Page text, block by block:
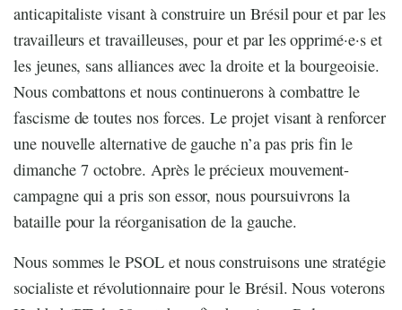
anticapitaliste visant à construire un Brésil pour et par les
travailleurs et travailleuses, pour et par les opprimé·e·s et
les jeunes, sans alliances avec la droite et la bourgeoisie.
Nous combattons et nous continuerons à combattre le
fascisme de toutes nos forces. Le projet visant à renforcer
une nouvelle alternative de gauche n’a pas pris fin le
dimanche 7 octobre. Après le précieux mouvement-
campagne qui a pris son essor, nous poursuivrons la
bataille pour la réorganisation de la gauche.
Nous sommes le PSOL et nous construisons une stratégie
socialiste et révolutionnaire pour le Brésil. Nous voterons